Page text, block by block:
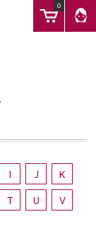
0
I J
K
T U
V